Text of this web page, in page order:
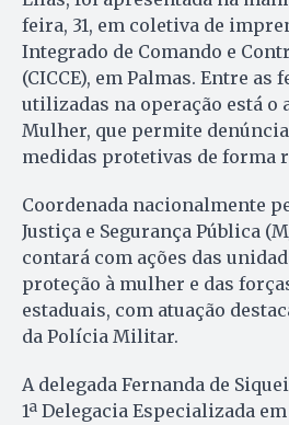
feira, 31, em coletiva de
Integrado de Comando e
(CICCE), em Palmas. Entre as
utilizadas na operação está o
Mulher, que permite
medidas protetivas de forma
Coordenada nacionalmente
Justiça e Segurança Pública
contará com ações das
proteção à mulher e das
estaduais, com atuação
da Polícia Militar.
A delegada Fernanda de
1ª Delegacia Especializada